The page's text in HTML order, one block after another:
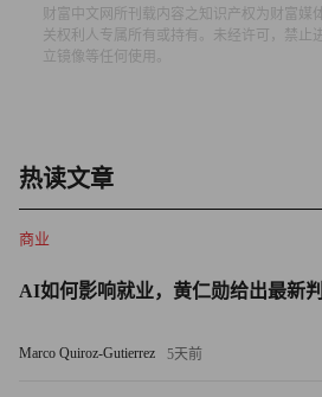
相反，研究发现收益最高的企业是
人工智能相关裁员现状
高德纳另一项针对首席执行官及其
三分之一的受访者表示，他们期望
决策，而非独立做出决策；另有
人工智能实现完全自主决策，仅需
财富中文网所刊载内容之知识产权为财富媒
关权利人专属所有或持有。未经许可，禁止
立镜像等任何使用。
热读文章
商业
AI如何影响就业，黄仁勋给出最新
Marco Quiroz-Gutierrez 5天前